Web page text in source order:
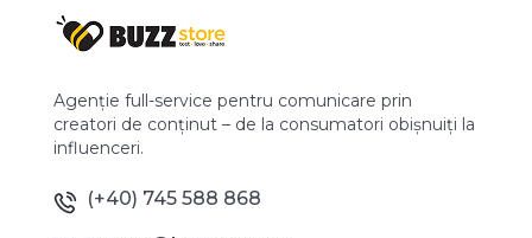
Agenție full-service pentru comunicare prin
creatori de conținut – de la consumatori obișnuiți la
influenceri.
(+40) 745 588 868